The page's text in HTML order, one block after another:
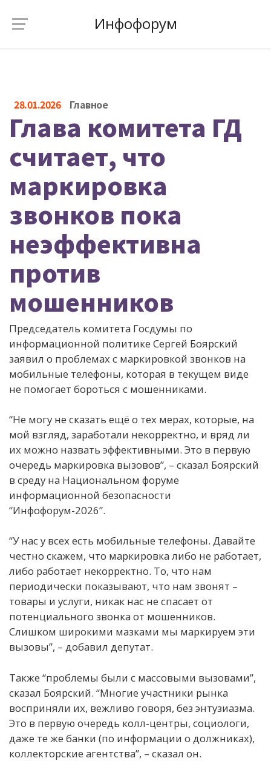
Инфофорум
28.01.2026 Главное
Глава комитета ГД
считает, что
маркировка
звонков пока
неэффективна
против
мошенников
Председатель комитета Госдумы по
информационной политике Сергей Боярский
заявил о проблемах с маркировкой звонков на
мобильные телефоны, которая в текущем виде
не помогает бороться с мошенниками.
“Не могу не сказать ещё о тех мерах, которые, на
мой взгляд, заработали некорректно, и вряд ли
их можно назвать эффективными. Это в первую
очередь маркировка вызовов”, – сказал Боярский
в среду на Национальном форуме
информационной безопасности
“Инфофорум-2026”.
“У нас у всех есть мобильные телефоны. Давайте
честно скажем, что маркировка либо не работает,
либо работает некорректно. То, что нам
периодически показывают, что нам звонят –
товары и услуги, никак нас не спасает от
потенциального звонка от мошенников.
Слишком широкими мазками мы маркируем эти
вызовы”, – добавил депутат.
Также “проблемы были с массовыми вызовами”,
сказал Боярский. “Многие участники рынка
восприняли их, вежливо говоря, без энтузиазма.
Это в первую очередь колл-центры, социологи,
даже те же банки (по информации о должниках),
коллекторские агентства”, – сказал он.